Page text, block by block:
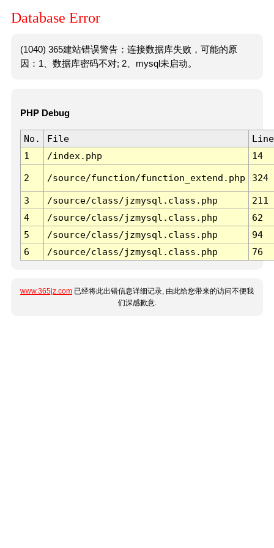
Database Error
(1040) 365建站错误警告：连接数据库失败，可能的原
因：1、数据库密码不对; 2、mysql未启动。
PHP Debug
No. File
Line
1
/index.php 14
2 /source/function/function_extend.php 324
3 /source/class/jzmysql.class.php
211
4
/source/class/jzmysql.class.php
62
5
/source/class/jzmysql.class.php
94
6
/source/class/jzmysql.class.php 76
www.365jz.com 已经将此出错信息详细记录, 由此给您带来的访问不便我
们深感歉意.